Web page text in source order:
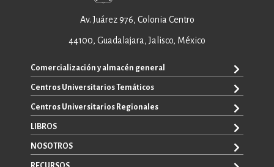
Av. Juárez 976, Colonia Centro
44100, Guadalajara, Jalisco, México
Comercialización y almacén general
+52 33 3640 6326
+52 33 3640 4595
ventas@editorial.udg.mx
WhatsApp: +52 33 1433 6869
Centros Universitarios Temáticos
CUAAD
CUCEA
CUCBA
Centros Universitarios Regionales
CUALTOS
CUCHAPALA
LIBROS
TODOS LOS LIBROS
E-BOOKS
NOSOTROS